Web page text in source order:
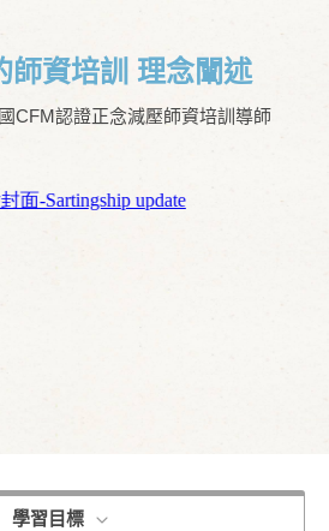
師資培訓 理念闡述
CFM認證正念減壓師資培訓導師
學習目標